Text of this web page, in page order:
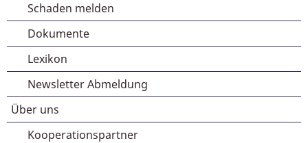
Schaden melden
Dokumente
Lexikon
Newsletter Abmeldung
Über uns
Kooperationspartner